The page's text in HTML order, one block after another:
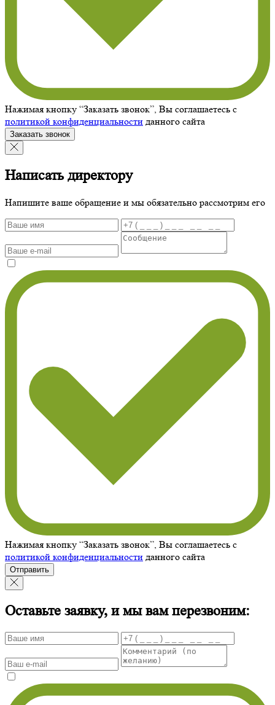
Нажимая кнопку “Заказать звонок”, Вы соглашаетесь с
политикой конфиденциальности данного сайта
Заказать звонок
Написать директору
Напишите ваше обращение и мы обязательно рассмотрим его
Нажимая кнопку “Заказать звонок”, Вы соглашаетесь с
политикой конфиденциальности данного сайта
Отправить
Оставьте заявку, и мы вам перезвоним: